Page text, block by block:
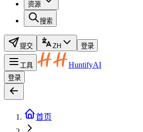
资源
搜索
提交 ZH 登录
工具 HuntifyAI
登录
首页